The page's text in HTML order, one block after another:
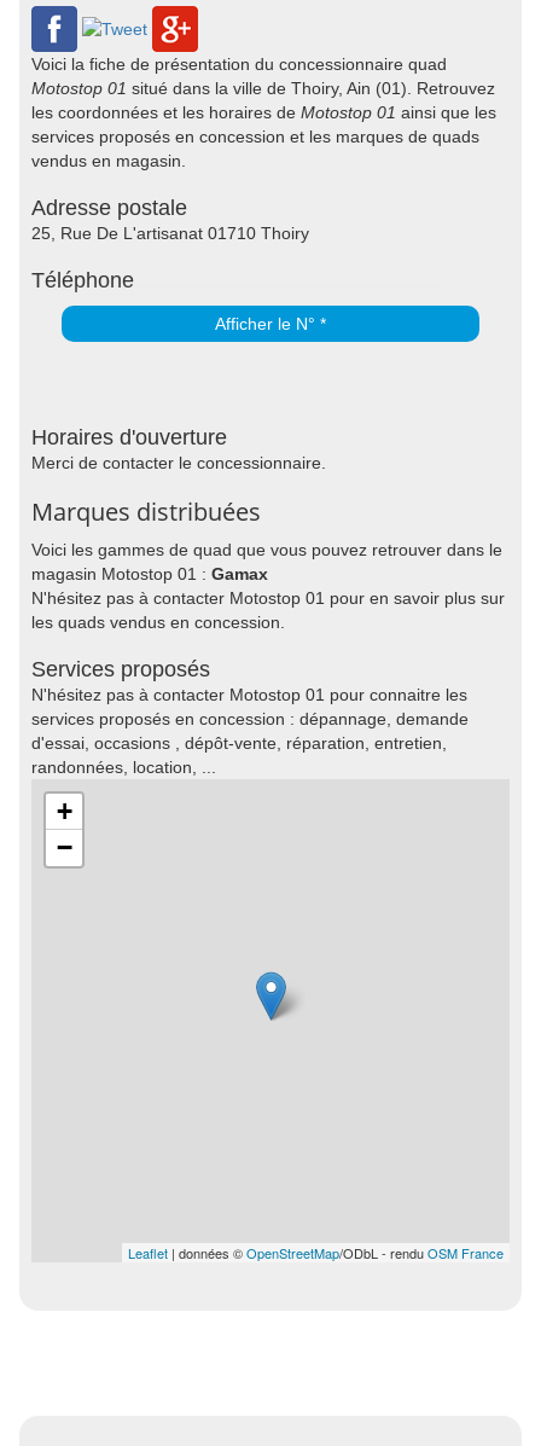
Voici la fiche de présentation du concessionnaire quad
Motostop 01 situé dans la ville de Thoiry, Ain (01). Retrouvez
les coordonnées et les horaires de Motostop 01 ainsi que les
services proposés en concession et les marques de quads
vendus en magasin.
Adresse postale
25, Rue De L'artisanat 01710 Thoiry
Téléphone
Afficher le N° *
Horaires d'ouverture
Merci de contacter le concessionnaire.
Marques distribuées
Voici les gammes de quad que vous pouvez retrouver dans le
magasin Motostop 01 : Gamax
N'hésitez pas à contacter Motostop 01 pour en savoir plus sur
les quads vendus en concession.
Services proposés
N'hésitez pas à contacter Motostop 01 pour connaitre les
services proposés en concession : dépannage, demande
d'essai, occasions , dépôt-vente, réparation, entretien,
randonnées, location, ...
+
−
Leaflet | données ©OpenStreetMap/ODbL - renduOSM France